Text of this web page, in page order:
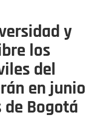
y
los
del
en junio
Bogotá